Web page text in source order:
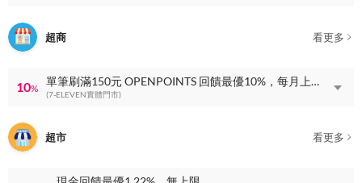
超商 看更多
10%
單筆刷滿150元 OPENPOINTS 回饋最優10%，每月上限 OPENPOINTS 回饋100點
(7-ELEVEN實體門市)
超市 看更多